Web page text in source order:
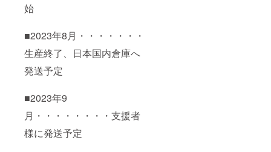
始
■2023年8月・・・・・・・
生産終了、日本国内倉庫へ
発送予定
■2023年9
月・・・・・・・・支援者
様に発送予定